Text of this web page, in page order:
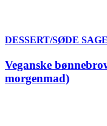
DESSERT/SØDE
Veganske
morgenmad)